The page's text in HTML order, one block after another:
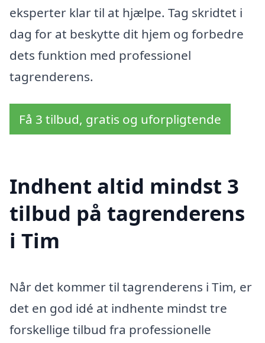
eksperter klar til at hjælpe. Tag skridtet i
dag for at beskytte dit hjem og forbedre
dets funktion med professionel
tagrenderens.
Få 3 tilbud, gratis og uforpligtende
Indhent altid mindst 3
tilbud på tagrenderens
i Tim
Når det kommer til tagrenderens i Tim, er
det en god idé at indhente mindst tre
forskellige tilbud fra professionelle